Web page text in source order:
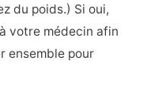
du poids.) Si oui,
votre médecin afin
ensemble pour